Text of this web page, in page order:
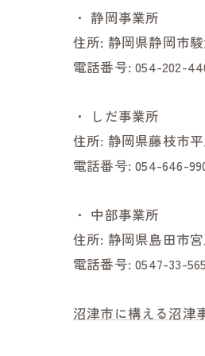
・静岡事業所
住所: 静岡県静岡市
電話番号:054-202-
・
しだ事業所
住所: 静岡県藤枝市
電話番号:054-646-
・ 中部事業所
住所: 静岡県島田市
電話番号:0547-33-
沼津市に構える沼津